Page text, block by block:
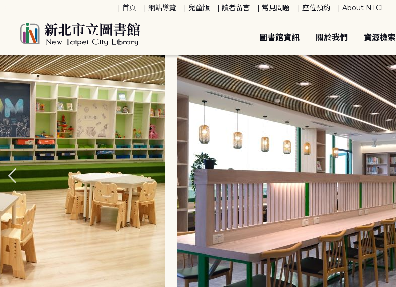
首頁 網站導覽 兒童版 讀者留言 常見問題 座位預約 About NTCL
圖書館資訊 關於我們 資源檢索